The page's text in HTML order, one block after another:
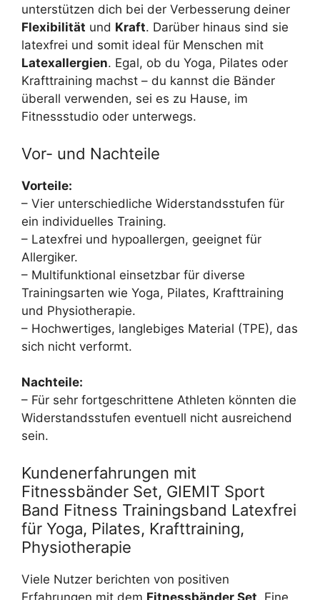
unterstützen dich bei der Verbesserung deiner
Flexibilität und Kraft. Darüber hinaus sind sie
latexfrei und somit ideal für Menschen mit
Latexallergien. Egal, ob du Yoga, Pilates oder
Krafttraining machst – du kannst die Bänder
überall verwenden, sei es zu Hause, im
Fitnessstudio oder unterwegs.
Vor- und Nachteile
Vorteile:
– Vier unterschiedliche Widerstandsstufen für
ein individuelles Training.
– Latexfrei und hypoallergen, geeignet für
Allergiker.
– Multifunktional einsetzbar für diverse
Trainingsarten wie Yoga, Pilates, Krafttraining
und Physiotherapie.
– Hochwertiges, langlebiges Material (TPE), das
sich nicht verformt.
Nachteile:
– Für sehr fortgeschrittene Athleten könnten die
Widerstandsstufen eventuell nicht ausreichend
sein.
Kundenerfahrungen mit
Fitnessbänder Set, GIEMIT Sport
Band Fitness Trainingsband Latexfrei
für Yoga, Pilates, Krafttraining,
Physiotherapie
Viele Nutzer berichten von positiven
Erfahrungen mit dem Fitnessbänder Set. Eine